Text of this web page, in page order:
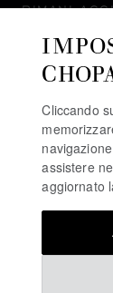
RIMANI
ISCRIVITI
POLITICA SUI
Cliccando
assistere
aggiornato